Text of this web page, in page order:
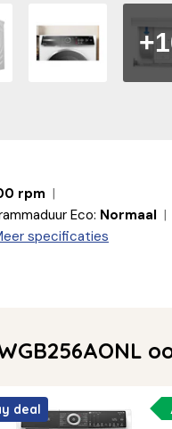
rpm
Eco: Normaal
specificaties
deal